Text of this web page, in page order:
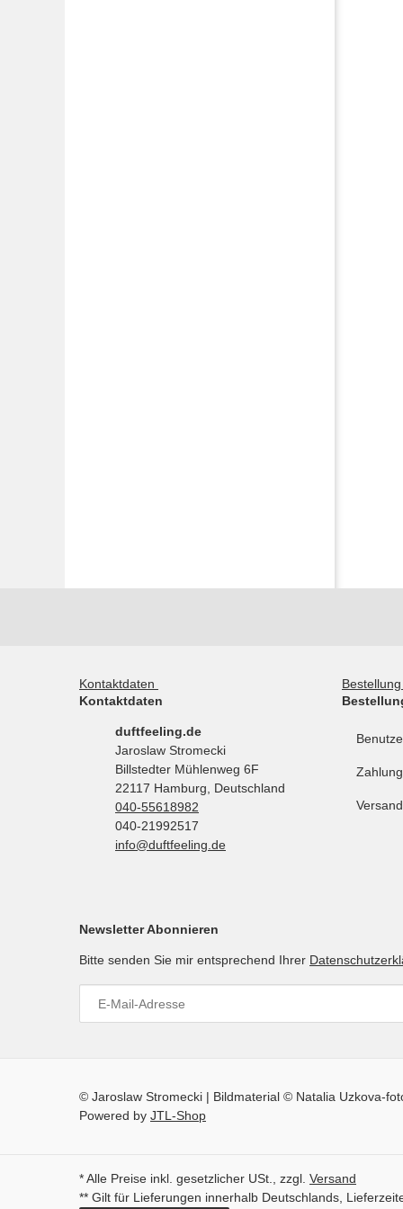
Kontaktdaten
Kontaktdaten
duftfeeling.de
Jaroslaw Stromecki
Billstedter Mühlenweg 6F
22117 Hamburg, Deutschland
040-55618982
040-21992517
info@duftfeeling.de
Bestellung
Versand
Newsletter Abonnieren
Bitte senden Sie mir entsprechend Ihrer
© Jaroslaw Stromecki | Bildmaterial © Natalia Uzkova-
Powered by JTL-Shop
* Alle Preise inkl. gesetzlicher USt., zzgl. Versand
** Gilt für Lieferungen innerhalb Deutschlands,